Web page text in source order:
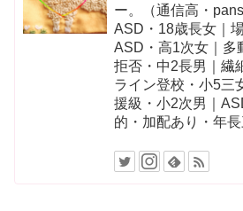
ー。（通信高・
ASD・18歳長女｜
ASD・高1次女｜多
拒否・中2長男｜繊
ライン登校・小5三
援級・小2次男｜
的・加配あり・年長